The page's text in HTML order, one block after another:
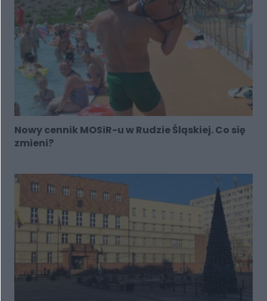
Nowy cennik MOSiR-u w Rudzie Śląskiej. Co się
zmieni?